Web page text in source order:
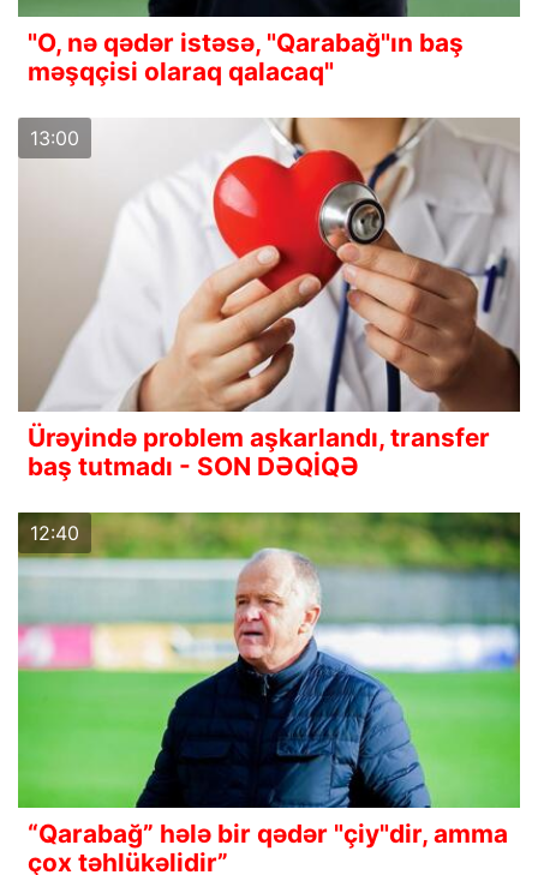
"O, nə qədər istəsə, "Qarabağ"ın baş
məşqçisi olaraq qalacaq"
13:00
Ürəyində problem aşkarlandı, transfer
baş tutmadı - SON DƏQİQƏ
12:40
“Qarabağ” hələ bir qədər "çiy"dir, amma
çox təhlükəlidir”